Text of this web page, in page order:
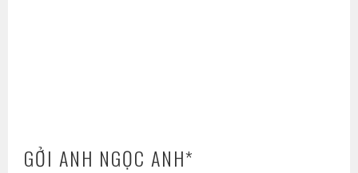
GỞI ANH NGỌC ANH*